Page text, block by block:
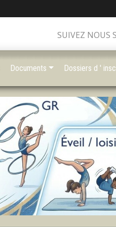
SUIVEZ NOUS
Documents Dossiers d '